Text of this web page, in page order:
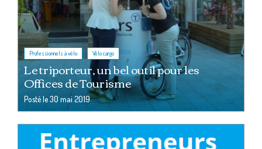
Professionnels à vélo Vélo cargo
Le triporteur, un bel outil pour les
Offices de Tourisme
Posté le30 mai 2019